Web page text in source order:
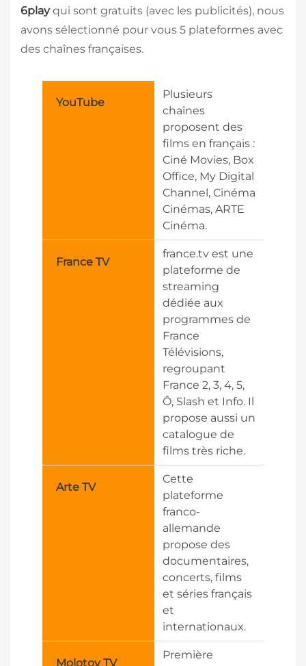
6playqui sont gratuits (avec les publicités), nous
avons sélectionné pour vous 5 plateformes avec
des chaînes françaises.
YouTube
Plusieurs
chaînes
proposent des
films en français :
Ciné Movies, Box
Office, My Digital
Channel, Cinéma
Cinémas, ARTE
Cinéma.
France TV
france.tv est une
plateforme de
streaming
dédiée aux
programmes de
France
Télévisions,
regroupant
France 2, 3, 4, 5,
Ô, Slash et Info. Il
propose aussi un
catalogue de
films très riche.
Arte TV
Cette
plateforme
franco-
allemande
propose des
documentaires,
concerts, films
et séries français
et
internationaux.
Molotov TV
Première